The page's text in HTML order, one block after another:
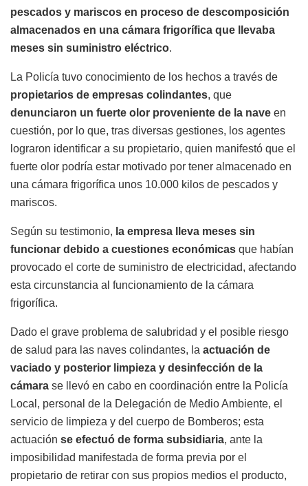
pescados y mariscos en proceso de descomposición
almacenados en una cámara frigorífica que llevaba
meses sin suministro eléctrico.
La Policía tuvo conocimiento de los hechos a través de
propietarios de empresas colindantes, que
denunciaron un fuerte olor proveniente de la nave en
cuestión, por lo que, tras diversas gestiones, los agentes
lograron identificar a su propietario, quien manifestó que el
fuerte olor podría estar motivado por tener almacenado en
una cámara frigorífica unos 10.000 kilos de pescados y
mariscos.
Según su testimonio, la empresa lleva meses sin
funcionar debido a cuestiones económicas que habían
provocado el corte de suministro de electricidad, afectando
esta circunstancia al funcionamiento de la cámara
frigorífica.
Dado el grave problema de salubridad y el posible riesgo
de salud para las naves colindantes, la actuación de
vaciado y posterior limpieza y desinfección de la
cámara se llevó en cabo en coordinación entre la Policía
Local, personal de la Delegación de Medio Ambiente, el
servicio de limpieza y del cuerpo de Bomberos; esta
actuación se efectuó de forma subsidiaria, ante la
imposibilidad manifestada de forma previa por el
propietario de retirar con sus propios medios el producto,